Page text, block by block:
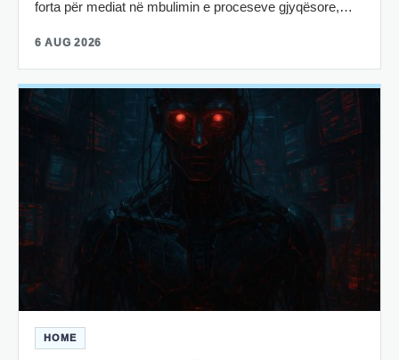
forta për mediat në mbulimin e proceseve gjyqësore,…
6 AUG 2026
HOME